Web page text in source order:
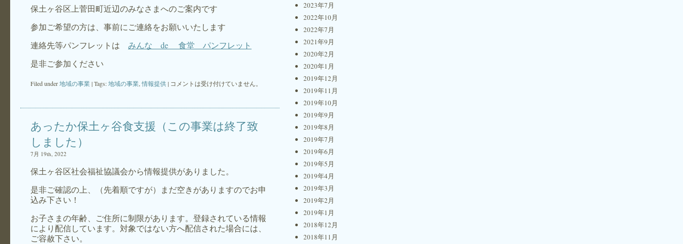
保土ヶ谷区上菅田町近辺のみなさまへのご案内です
参加ご希望の方は、事前にご連絡をお願いいたします
連絡先等パンフレットは みんな de 食堂 パンフレット
是非ご参加ください
Filed under地域の事業| Tags:地域の事業 ,情報提供| コメントは受け付けていません。
あったか保土ヶ谷食支援（この事業は終了致
しました）
7月 19th, 2022
保土ヶ谷区社会福祉協議会から情報提供がありました。
是非ご確認の上、（先着順ですが）まだ空きがありますのでお申
込み下さい！
お子さまの年齢、ご住所に制限があります。登録されている情報
により配信しています。対象ではない方へ配信された場合には、
ご容赦下さい。
2023年7月
2022年10月
2022年7月
2021年9月
2020年2月
2020年1月
2019年12月
2019年11月
2019年10月
2019年9月
2019年8月
2019年7月
2019年6月
2019年5月
2019年4月
2019年3月
2019年2月
2019年1月
2018年12月
2018年11月